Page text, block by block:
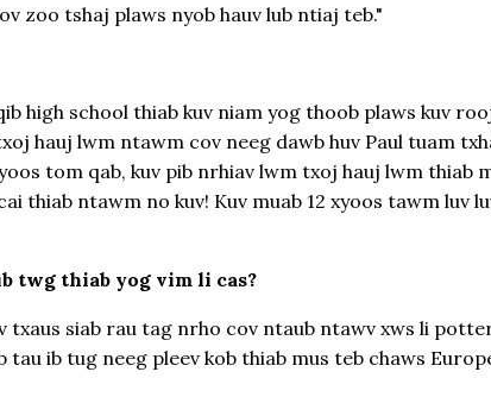
zoo tshaj plaws nyob hauv lub ntiaj teb."
high school thiab kuv niam yog thoob plaws kuv
hauj lwm ntawm cov neeg dawb huv Paul tuam
tom qab, kuv pib nrhiav lwm txoj hauj lwm thiab
thiab ntawm no kuv! Kuv muab 12 xyoos tawm luv
twg thiab yog vim li cas?
txaus siab rau tag nrho cov ntaub ntawv xws li
tau ib tug neeg pleev kob thiab mus teb chaws